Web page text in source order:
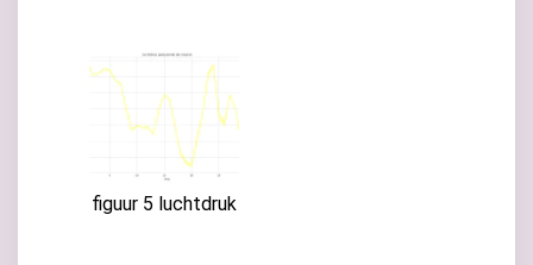
figuur 5 luchtdruk